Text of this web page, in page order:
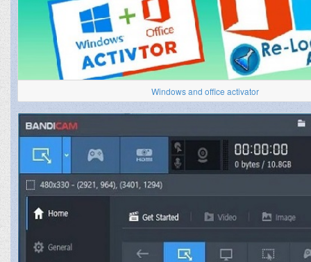
Windows and office activator